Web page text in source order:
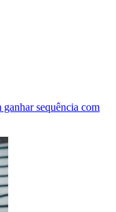
sequência com